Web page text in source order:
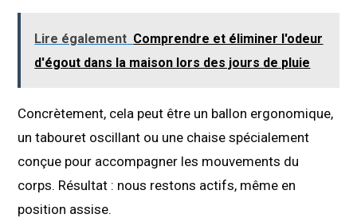
Lire également Comprendre et éliminer l'odeur
d'égout dans la maison lors des jours de pluie
Concrètement, cela peut être un ballon ergonomique,
un tabouret oscillant ou une chaise spécialement
conçue pour accompagner les mouvements du
corps. Résultat : nous restons actifs, même en
position assise.